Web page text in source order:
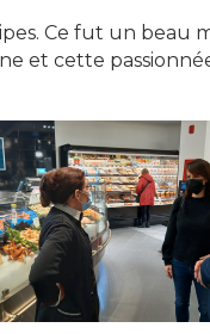
Ce fut un beau
et cette